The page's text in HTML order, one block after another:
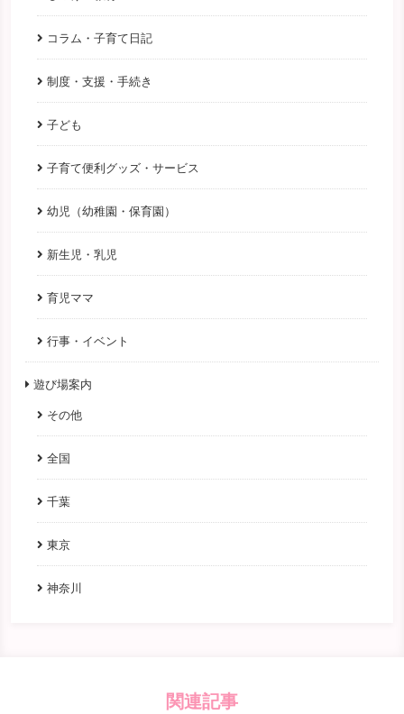
コラム・子育て日記
制度・支援・手続き
子ども
子育て便利グッズ・サービス
幼児（幼稚園・保育園）
新生児・乳児
育児ママ
行事・イベント
遊び場案内
その他
全国
千葉
東京
神奈川
関連記事